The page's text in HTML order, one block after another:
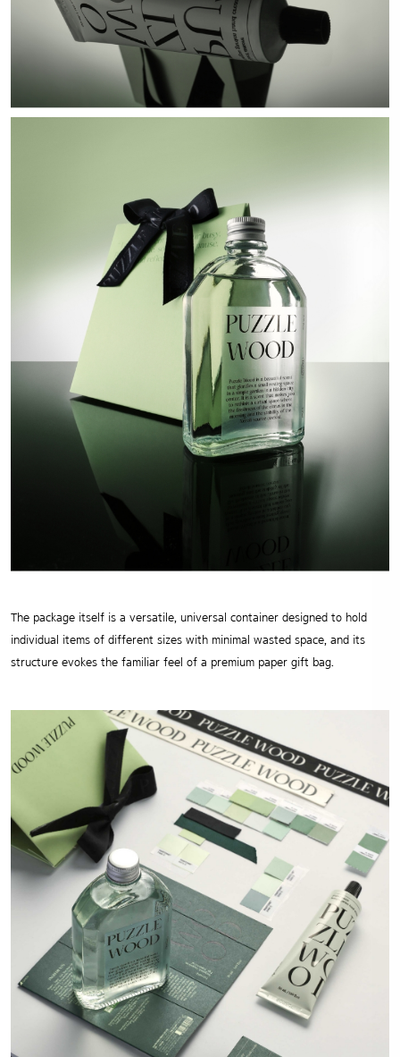
The package itself is a versatile, universal container designed to hold
individual items of different sizes with minimal wasted space, and its
structure evokes the familiar feel of a premium paper gift bag.